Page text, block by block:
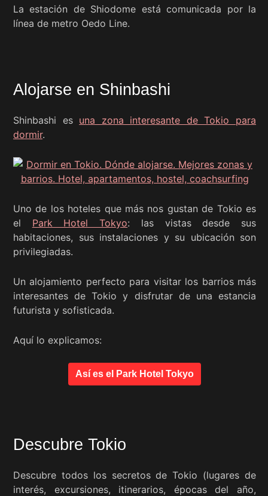
La estación de Shiodome está comunicada por la
línea de metro Oedo Line.
Alojarse en Shinbashi
Shinbashi es una zona interesante de Tokio para
dormir.
Uno de los hoteles que más nos gustan de Tokio es
el Park Hotel Tokyo: las vistas desde sus
habitaciones, sus instalaciones y su ubicación son
privilegiadas.
Un alojamiento perfecto para visitar los barrios más
interesantes de Tokio y disfrutar de una estancia
futurista y sofisticada.
Aquí lo explicamos:
Así es el Park Hotel Tokyo
Descubre Tokio
Descubre todos los secretos de Tokio (lugares de
interés, excursiones, itinerarios, épocas del año,